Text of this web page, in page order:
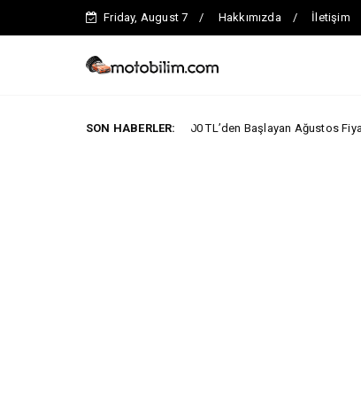
Friday, August 7 Hakkımızda İletişim
SON HABERLER:
MG 2.290.000 TL’den Başlayan Ağustos Fiyatlarını Duyurdu